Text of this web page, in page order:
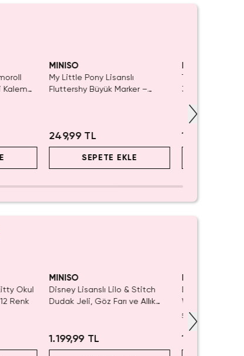
Kalem
MINISO
My Little Pony Lisanslı
Fluttershy Büyük Marker –
249,99 TL
SEPETE EKLE
3'lü Kırtasiye
159,99 TL
Okul
Renk
MINISO
Disney Lisanslı Lilo & Stitch
Dudak Jeli, Göz Farı ve Allık
1.199,99 TL
Disney Pixar
Woody Pipetli
mL – Saplı
5.0
1.799,99 TL